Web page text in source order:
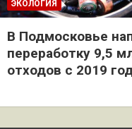
ЭКОЛОГИЯ
В Подмосковье
переработку 9,5
отходов с 2019